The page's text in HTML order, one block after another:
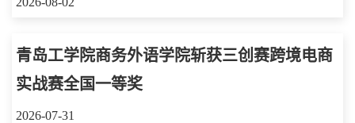
青岛工学院商务外语学院斩获三创赛跨境电商
实战赛全国一等奖
2026-07-31